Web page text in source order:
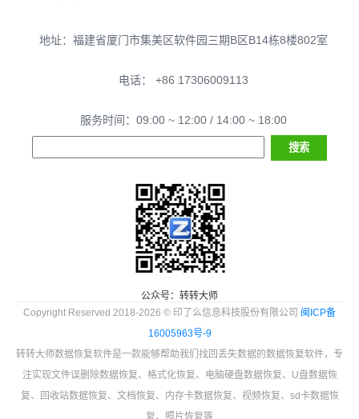
地址：福建省厦门市集美区软件园三期B区B14栋8楼802室
电话： +86 17306009113
服务时间：09:00 ~ 12:00 / 14:00 ~ 18:00
公众号：转转大师
Copyright Reserved 2018-2026 © 印了么信息科技股份有限公司 闽ICP备
16005963号-9
转转大师数据恢复软件是一款能够帮助我们找回丢失数据的数据恢复软件，专
注实现文件误删除数据恢复、格式化恢复、电脑硬盘数据恢复、U盘数据恢
复、回收站数据恢复、文档恢复、内存卡数据恢复、视频恢复、sd卡数据恢
复、照片恢复等